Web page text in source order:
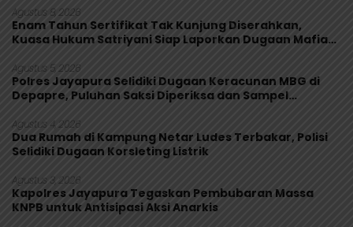
Agustus 8, 2026
Enam Tahun Sertifikat Tak Kunjung Diserahkan,
Kuasa Hukum Satriyani Siap Laporkan Dugaan Mafia
Agustus 5, 2026
Polres Jayapura Selidiki Dugaan Keracunan MBG di
Depapre, Puluhan Saksi Diperiksa dan Sampel
Agustus 4, 2026
Dua Rumah di Kampung Netar Ludes Terbakar, Polisi
Selidiki Dugaan Korsleting Listrik
Agustus 3, 2026
Kapolres Jayapura Tegaskan Pembubaran Massa
KNPB untuk Antisipasi Aksi Anarkis